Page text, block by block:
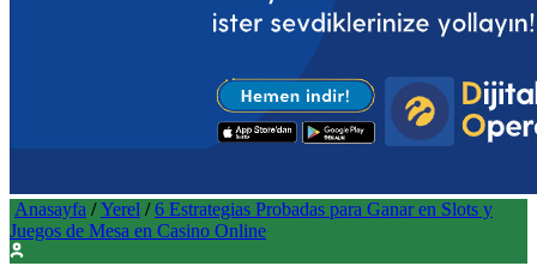
Anasayfa / Yerel / 6 Estrategias Probadas para Ganar en Slots y
Juegos de Mesa en Casino Online